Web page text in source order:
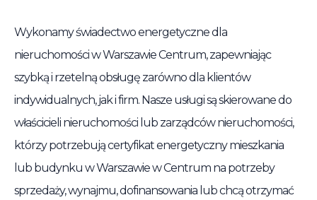
Wykonamy świadectwo energetyczne dla
nieruchomości w Warszawie Centrum, zapewniając
szybką i rzetelną obsługę zarówno dla klientów
indywidualnych, jak i firm. Nasze usługi są skierowane do
właścicieli nieruchomości lub zarządców nieruchomości,
którzy potrzebują certyfikat energetyczny mieszkania
lub budynku w Warszawie w Centrum na potrzeby
sprzedaży, wynajmu, dofinansowania lub chcą otrzymać